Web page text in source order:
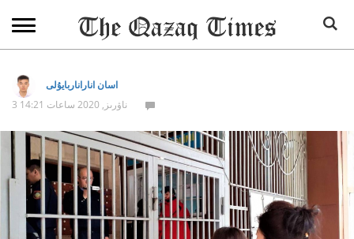
اسان اناراناربايۇلى
3 ناۋرىز, 2020 ساعات 14:21